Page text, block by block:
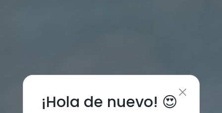
¡Hola de nuevo! 😍